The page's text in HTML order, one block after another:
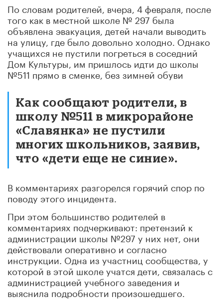
По словам родителей, вчера, 4 февраля, после
того как в местной школе № 297 была
объявлена эвакуация, детей начали выводить
на улицу, где было довольно холодно. Однако
учащихся не пустили погреться в соседний
Дом Культуры, им пришлось идти до школы
№511 прямо в сменке, без зимней обуви
Как сообщают родители, в
школу №511 в микрорайоне
«Славянка» не пустили
многих школьников, заявив,
что «дети еще не синие».
В комментариях разгорелся горячий спор по
поводу этого инцидента.
При этом большинство родителей в
комментариях подчеркивают: претензий к
администрации школы №297 у них нет, они
действовали оперативно и согласно
инструкции. Одна из участниц сообщества, у
которой в этой школе учатся дети, связалась с
администрацией учебного заведения и
выяснила подробности произошедшего.